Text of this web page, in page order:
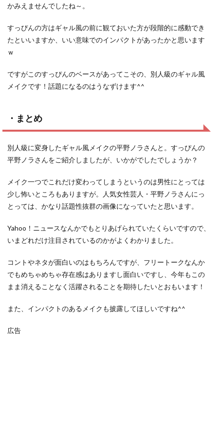
かみえませんでしたね～。
すっぴんの方はギャル風の前に観ておいた方が段階的に感動でき
たといいますか、いい意味でのインパクトがあったかと思います
ｗ
ですがこのすっぴんのベースがあってこその、別人級のギャル風
メイクです！話題になるのはうなずけます^^
・まとめ
別人級に変身したギャル風メイクの平野ノラさんと。すっぴんの
平野ノラさんをご紹介しましたが、いかがでしたでしょうか？
メイク一つでこれだけ変わってしまうというのは男性にとっては
少し怖いところもありますが。人気女性芸人・平野ノラさんにっ
とっては、かなり話題性抜群の画像になっていたと思います。
Yahoo！ニュースなんかでもとりあげられていたくらいですので、
いまどれだけ注目されているのかがよくわかりました。
コントやネタが面白いのはもちろんですが、フリートークなんか
でもめちゃめちゃ存在感はありますし面白いですし、今年もこの
まま消えることなく活躍されることを期待したいとおもいます！
また、インパクトのあるメイクも披露してほしいですね^^
広告